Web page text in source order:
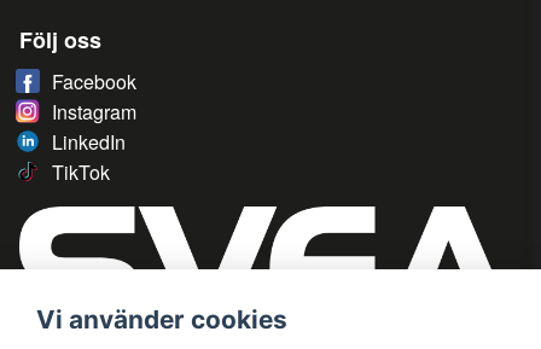
Följ oss
Facebook
Instagram
LinkedIn
TikTok
Vi använder cookies